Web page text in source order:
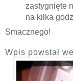
zastygnięte
na kilka
Smacznego!
Wpis powstał